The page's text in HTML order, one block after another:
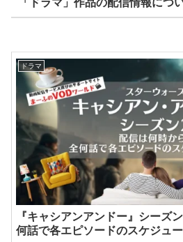
「ドラマ」作品の配信情報につ
ドラマ
『キャシアンアンドー』シーズ
何話で各エピソードのスケジュ